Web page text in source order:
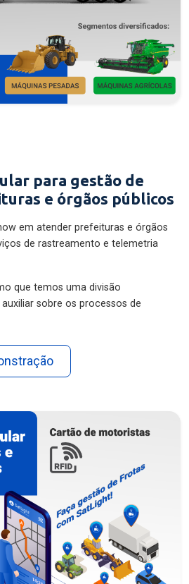
para gestão de
e órgãos públicos
em atender prefeituras e órgãos
de rastreamento e telemetria
que temos uma divisão
sobre os processos de